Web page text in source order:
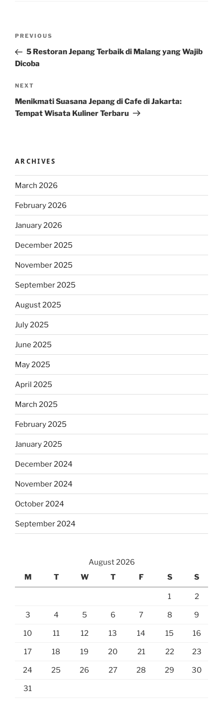
Previous
Post
PREVIOUS
5 Restoran Jepang Terbaik di Malang yang Wajib
Dicoba
Next
Post
NEXT
Menikmati Suasana Jepang di Cafe di Jakarta:
Tempat Wisata Kuliner Terbaru
ARCHIVES
March 2026
February 2026
January 2026
December 2025
November 2025
September 2025
August 2025
July 2025
June 2025
May 2025
April 2025
March 2025
February 2025
January 2025
December 2024
November 2024
October 2024
September 2024
August 2026
M
T W T F S S
1 2
3 4 5 6 7 8 9
10 11 12 13 14 15 16
17 18 19 20 21 22 23
24 25 26 27 28 29 30
31